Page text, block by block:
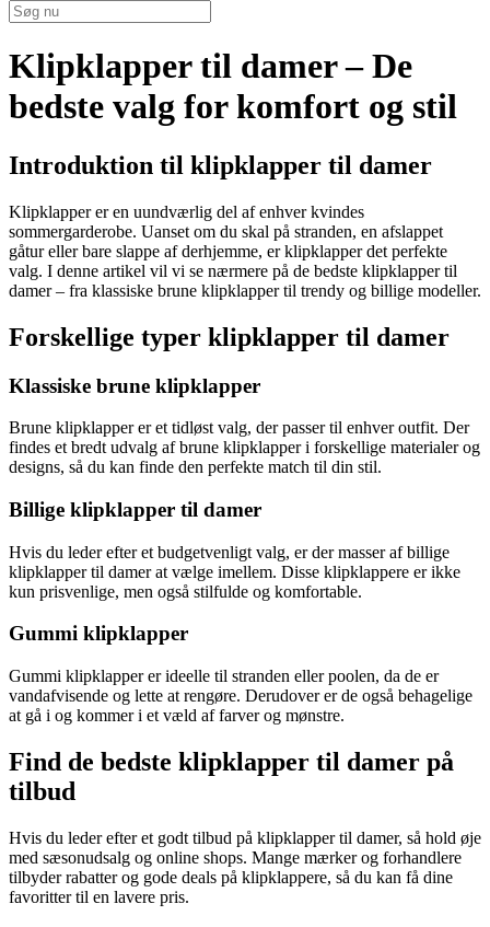
Klipklapper til damer – De
bedste valg for komfort og stil
Introduktion til klipklapper til damer
Klipklapper er en uundværlig del af enhver kvindes
sommergarderobe. Uanset om du skal på stranden, en afslappet
gåtur eller bare slappe af derhjemme, er klipklapper det perfekte
valg. I denne artikel vil vi se nærmere på de bedste klipklapper til
damer – fra klassiske brune klipklapper til trendy og billige modeller.
Forskellige typer klipklapper til damer
Klassiske brune klipklapper
Brune klipklapper er et tidløst valg, der passer til enhver outfit. Der
findes et bredt udvalg af brune klipklapper i forskellige materialer og
designs, så du kan finde den perfekte match til din stil.
Billige klipklapper til damer
Hvis du leder efter et budgetvenligt valg, er der masser af billige
klipklapper til damer at vælge imellem. Disse klipklappere er ikke
kun prisvenlige, men også stilfulde og komfortable.
Gummi klipklapper
Gummi klipklapper er ideelle til stranden eller poolen, da de er
vandafvisende og lette at rengøre. Derudover er de også behagelige
at gå i og kommer i et væld af farver og mønstre.
Find de bedste klipklapper til damer på
tilbud
Hvis du leder efter et godt tilbud på klipklapper til damer, så hold øje
med sæsonudsalg og online shops. Mange mærker og forhandlere
tilbyder rabatter og gode deals på klipklappere, så du kan få dine
favoritter til en lavere pris.